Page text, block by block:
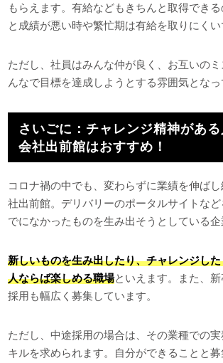
もらえます。有給などもきちんと取得でき
と成績が悪い時や繁忙期は有給を取りにくい
ただし、社員はみんな仲が良く、お互いの
んなで目標を達成しようとする雰囲気となっ
さいごに：チャレンジ精神があ
会社出前館はおすすめ！
コロナ禍の中でも、変わらずに業績を伸ば
社出前館。デリバリーのポータルサイトな
でになかったものを生み出そうとしている企
新しいものを生み出したり、チャレンジし
人ならば楽しめる職場といえます。また、
採用も幅広く募集しています。
ただし、中途採用の場合は、その業種での
キルを求められます。自分ができることと